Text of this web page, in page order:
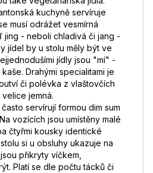
kuchyně servíruje
musí odrážet vesmírná
jing - neboli chladivá či jang -
jídel by u stolu měly být ve
jídly jsou "mí" -
Drahými specialitami je
či polévka z vlaštovčích
jemná.
servírují formou dim sum
vozících jsou umístěny malé
čtyřmi kousky identické
si u obsluhy ukazuje na
přikryty víčkem,
Platí se dle počtu tácků či